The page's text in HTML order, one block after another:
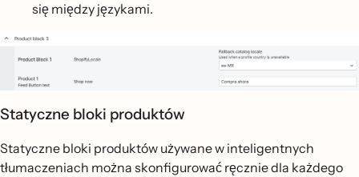
się między językami.
Statyczne bloki produktów
Statyczne bloki produktów używane w inteligentnych
tłumaczeniach można skonfigurować ręcznie dla każdego